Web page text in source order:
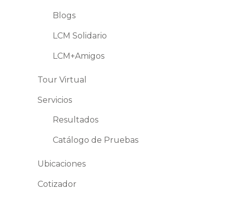
Blogs
LCM Solidario
LCM+Amigos
Tour Virtual
Servicios
Resultados
Catálogo de Pruebas
Ubicaciones
Cotizador